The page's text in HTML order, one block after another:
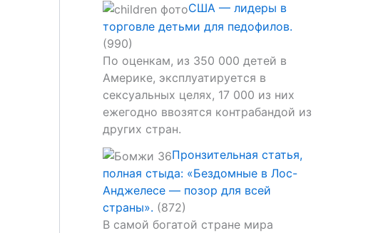
США — лидеры в
торговле детьми для педофилов.
(990)
По оценкам, из 350 000 детей в
Америке, эксплуатируется в
сексуальных целях, 17 000 из них
ежегодно ввозятся контрабандой из
других стран.
Пронзительная статья,
полная стыда: «Бездомные в Лос-
Анджелесе — позор для всей
страны». (872)
В самой богатой стране мира